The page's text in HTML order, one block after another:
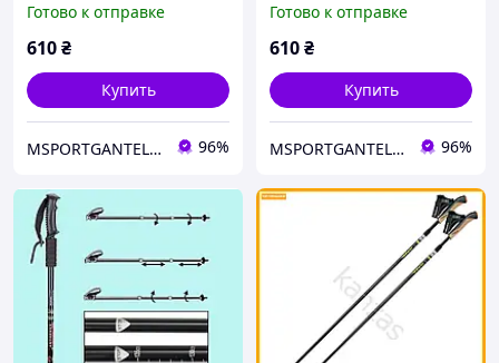
походов и активного
отдыха
Готово к отправке
610₴
Купить
MSPORTGANTELI - інтернет магазин спортивних товарів 96%
секционная для
активного отдыха
Готово к отправке
610₴
Купить
MSPORTGANTELI - інтернет магазин спортивних товарів 96%